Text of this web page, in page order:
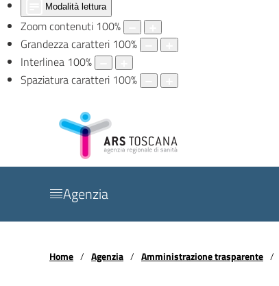
Modalità lettura
Zoom contenuti 100%
Grandezza caratteri 100%
Interlinea 100%
Spaziatura caratteri 100%
Agenzia
Home Agenzia Amministrazione trasparente